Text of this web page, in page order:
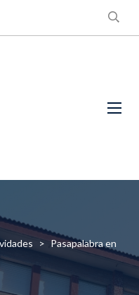
> Pasapalabra en